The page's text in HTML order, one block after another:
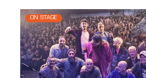
ON STAGE